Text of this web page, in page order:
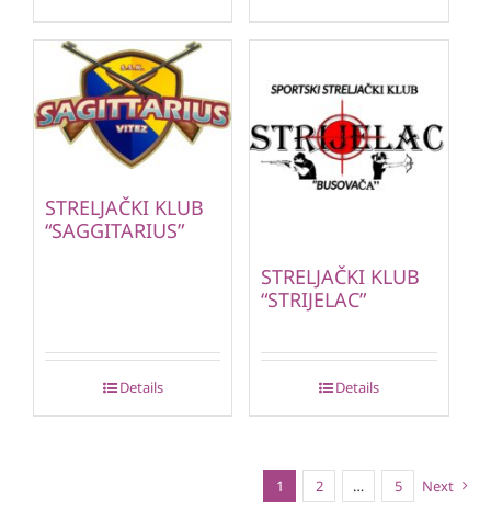
STRELJAČKI KLUB
“SAGGITARIUS”
Details
STRELJAČKI KLUB
“STRIJELAC”
Details
1 2 … 5 Next